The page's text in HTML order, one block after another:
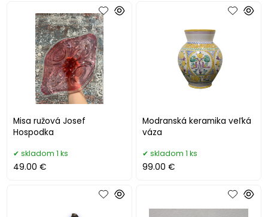
Misa ružová Josef
Hospodka
skladom 1 ks
49.00 €
Modranská keramika veľká
váza
skladom 1 ks
99.00 €